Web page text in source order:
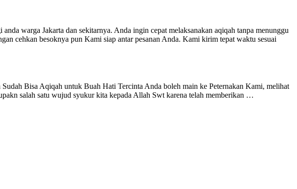
Jakarta dan sekitarnya. Anda ingin cepat melaksanakan aqiqah tanpa menunggu
cehkan besoknya pun Kami siap antar pesanan Anda. Kami kirim tepat waktu sesuai
Bisa Aqiqah untuk Buah Hati Tercinta Anda boleh main ke Peternakan Kami, melihat
salah satu wujud syukur kita kepada Allah Swt karena telah memberikan …